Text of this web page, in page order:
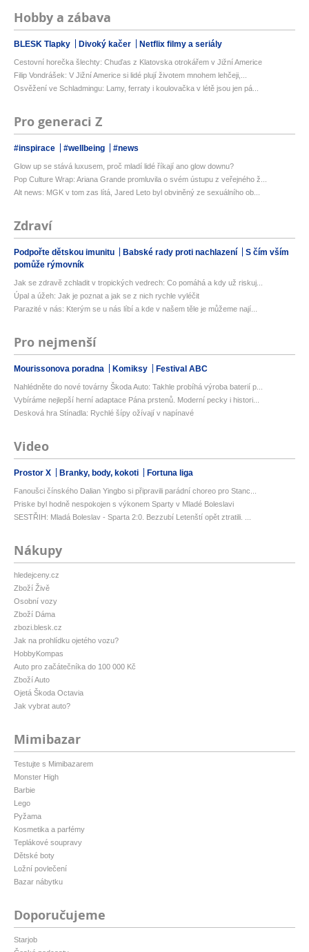
Hobby a zábava
BLESK Tlapky Divoký kačer Netflix filmy a seriály
Cestovní horečka šlechty: Chuďas z Klatovska otrokářem v Jižní Americe
Filip Vondrášek: V Jižní Americe si lidé plují životem mnohem lehčeji,...
Osvěžení ve Schladmingu: Lamy, ferraty i koulovačka v létě jsou jen pá...
Pro generaci Z
#inspirace #wellbeing #news
Glow up se stává luxusem, proč mladí lidé říkají ano glow downu?
Pop Culture Wrap: Ariana Grande promluvila o svém ústupu z veřejného ž...
Alt news: MGK v tom zas lítá, Jared Leto byl obviněný ze sexuálního ob...
Zdraví
Podpořte dětskou imunitu Babské rady proti nachlazení
S čím vším
pomůže rýmovník
Jak se zdravě zchladit v tropických vedrech: Co pomáhá a kdy už riskuj...
Úpal a úžeh: Jak je poznat a jak se z nich rychle vyléčit
Parazité v nás: Kterým se u nás líbí a kde v našem těle je můžeme nají...
Pro nejmenší
Mourissonova poradna Komiksy Festival ABC
Nahlédněte do nové továrny Škoda Auto: Takhle probíhá výroba baterií p...
Vybíráme nejlepší herní adaptace Pána prstenů. Moderní pecky i histori...
Desková hra Stínadla: Rychlé šípy ožívají v napínavé
Video
Prostor X Branky, body, kokoti Fortuna liga
Fanoušci čínského Dalian Yingbo si připravili parádní choreo pro Stanc...
Priske byl hodně nespokojen s výkonem Sparty v Mladé Boleslavi
SESTŘIH: Mladá Boleslav - Sparta 2:0. Bezzubí Letenští opět ztratili. ...
Nákupy
hledejceny.cz
Zboží Živě
Osobní vozy
Zboží Dáma
zbozi.blesk.cz
Jak na prohlídku ojetého vozu?
HobbyKompas
Auto pro začátečníka do 100 000 Kč
Zboží Auto
Ojetá Škoda Octavia
Jak vybrat auto?
Mimibazar
Testujte s Mimibazarem
Monster High
Barbie
Lego
Pyžama
Kosmetika a parfémy
Teplákové soupravy
Dětské boty
Ložní povlečení
Bazar nábytku
Doporučujeme
Starjob